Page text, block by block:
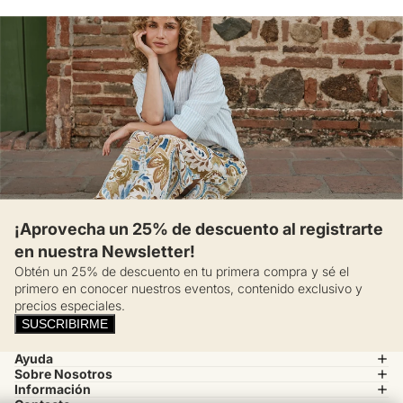
¡Aprovecha un 25% de descuento al registrarte
en nuestra Newsletter!
Obtén un 25% de descuento en tu primera compra y sé el
primero en conocer nuestros eventos, contenido exclusivo y
precios especiales.
SUSCRIBIRME
Ayuda
Sobre Nosotros
Información